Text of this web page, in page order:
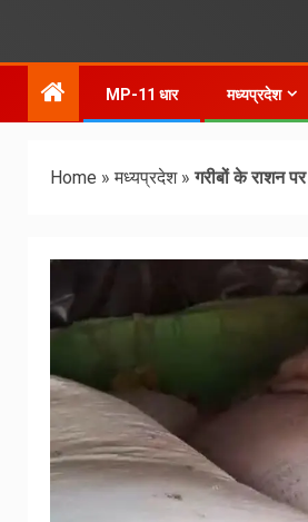
MP-11 धार मध्यप्रदेश
Home »मध्यप्रदेश»गरीबों के राशन